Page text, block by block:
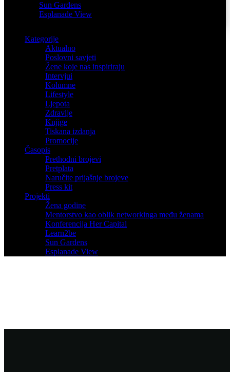
Sun Gardens
Esplanade View
Kategorije
Aktualno
Poslovni savjeti
Žene koje nas inspiriraju
Intervjui
Kolumne
Lifestyle
Ljepota
Zdravlje
Knjige
Tiskana izdanja
Promocije
Časopis
Prethodni brojevi
Pretplata
Naručite prijašnje brojeve
Press kit
Projekti
Žena godine
Mentorstvo kao oblik networkinga među ženama
Konferencija Her Capital
Learn2be
Sun Gardens
Esplanade View